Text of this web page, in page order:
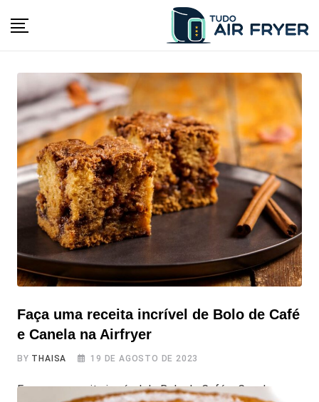
Faça uma receita incrível de Bolo de Café
e Canela na Airfryer
BY THAISA 19 DE AGOSTO DE 2023
Faça uma receita incrível de Bolo de Café e Canela na